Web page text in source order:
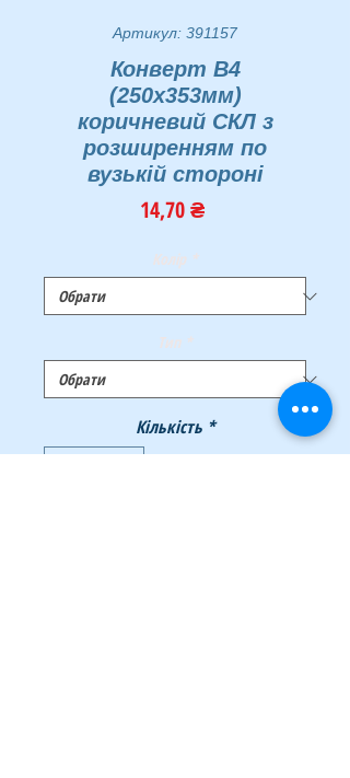
Артикул: 391157
Конверт В4
(250х353мм)
коричневий СКЛ з
розширенням по
вузькій стороні
14,70 ₴Ціна
Колір *
Тип *
Кількість *